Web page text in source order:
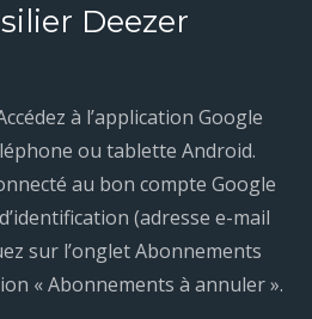
Deezer
à l’application Google
ou tablette Android.
au bon compte Google
(adresse e-mail
sur l’onglet Abonnements
« Abonnements à annuler ».